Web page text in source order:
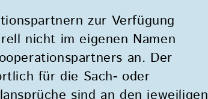
zur Verfügung
nicht im eigenen Namen
an. Der
für die Sach- oder